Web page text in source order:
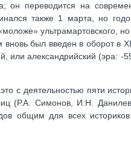
он переводится на
также 1 марта, но
ультрамартовского,
был введен в оборот в
или александрийский (эра: -
с деятельностью пяти
(Р.А. Симонов, И.Н.
общим для всех историков